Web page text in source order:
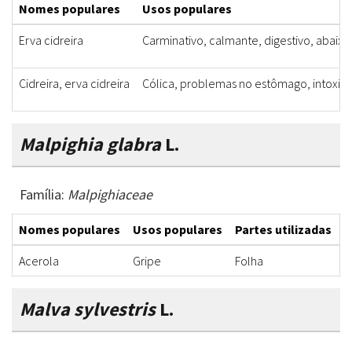
Nomes populares
Usos populares
Erva cidreira
Carminativo, calmante, digestivo, abaixa
Cidreira, erva cidreira Cólica, problemas no estômago,
Malpighia glabraL.
Família: Malpighiaceae
Nomes populares Usos populares Partes utilizadas
Acerola
Gripe Folha
Malva sylvestrisL.